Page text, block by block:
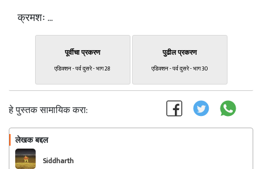
क्रमशः ...
पूर्वीचा प्रकरण
एडिक्शन - पर्व दुसरे - भाग 28
पुढील प्रकरण
एडिक्शन - पर्व दुसरे - भाग 30
हे पुस्तक सामायिक करा:
लेखक बद्दल
Siddharth